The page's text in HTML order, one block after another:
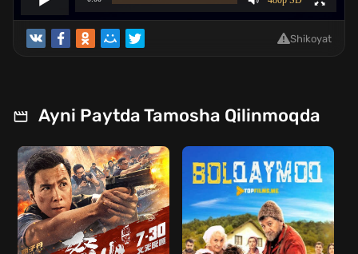
Shikoyat
Ayni Paytda Tamosha Qilinmoqda